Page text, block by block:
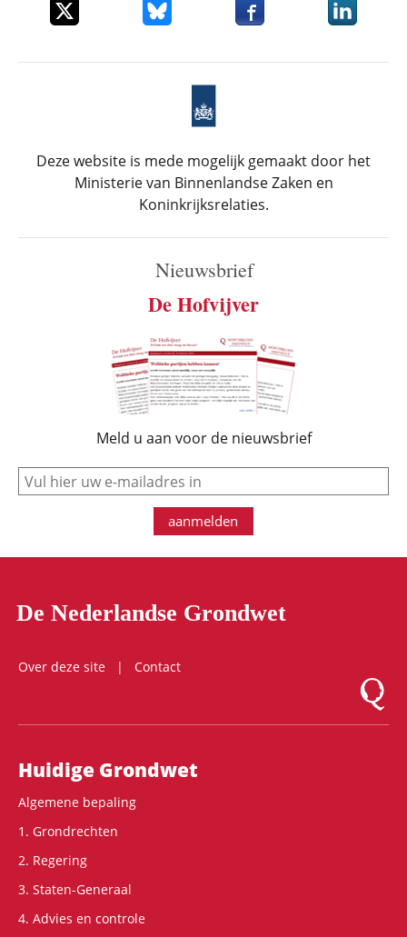
Deel dit item op XDeel dit item op BlueskyDeel dit item opDeel dit
Deze website is mede mogelijk gemaakt door het
Ministerie van Binnenlandse Zaken en
Koninkrijksrelaties.
Nieuwsbrief
De Hofvijver
Meld u aan voor de nieuwsbrief
e-mail
aanmelden
De Nederlandse Grondwet
Over deze site
Contact
Logo
Hoofdnavigatie
Huidige Grondwet
Algemene bepaling
1. Grondrechten
2. Regering
3. Staten-Generaal
4. Advies en controle